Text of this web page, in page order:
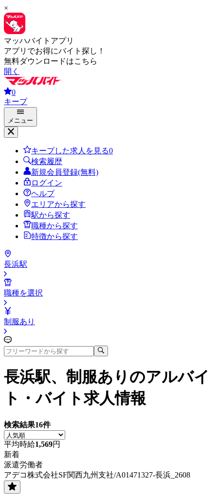
×
マッハバイトアプリ
アプリでお得にバイト探し！
無料ダウンロードはこちら
開く
0
キープ
メニュー
キープした求人を見る0
検索履歴
新規会員登録(無料)
ログイン
ヘルプ
エリアから探す
駅から探す
職種から探す
特徴から探す
長浜駅
職種を選択
制服あり
長浜駅、制服あり のアルバイ
ト・バイト求人情報
検索結果16件
平均時給1,569円
新着
派遣労働者
アデコ株式会社SF関西九州支社/A01471327-長浜_2608